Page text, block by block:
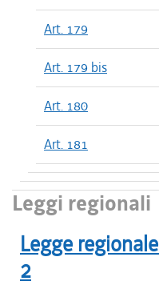
Art. 179
Art. 179 bis
Art. 180
Art. 181
Leggi regionali
Legge regionale
2